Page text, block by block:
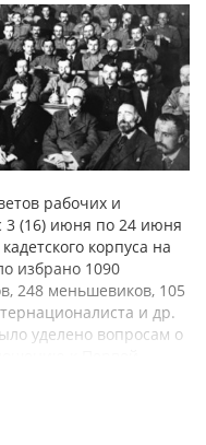
рабочих и
3 (16) июня по 24 июня
корпуса на
избрано 1090
248 меньшевиков, 105
и др.
уделено вопросам о
действующий
исполнительный